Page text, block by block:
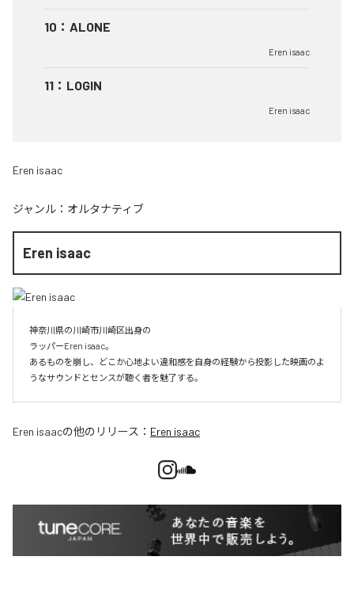
10 ： ALONE
Eren isaac
11 ： LOGIN
Eren isaac
Eren isaac
ジャンル： オルタナティブ
Eren isaac
神奈川県の川崎市川崎区出身の
ラッパーEren isaac。
あるものを崩し、どこか心地よい違和感を自身の経験から投影した映画のよ
うなサウンドとセンスが聴く者を魅了する。
Eren isaacの他のリリース： Eren isaac